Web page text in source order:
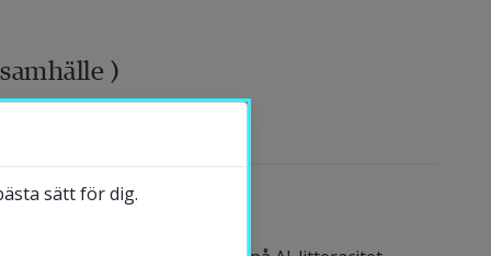
)
sätt för dig.